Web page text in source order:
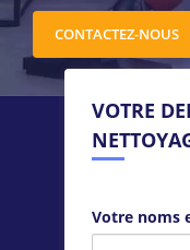
CONTACTEZ-NOUS
VOTRE
Votre noms